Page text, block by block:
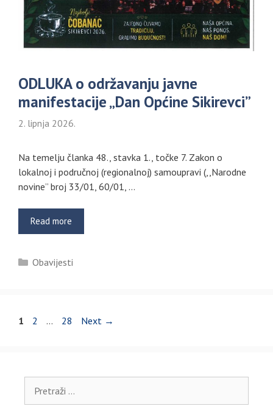
ODLUKA o održavanju javne
manifestacije „Dan Općine Sikirevci”
2. lipnja 2026.
Na temelju članka 48., stavka 1., točke 7. Zakon o
lokalnoj i područnoj (regionalnoj) samoupravi (,,Narodne
novine” broj 33/01, 60/01, …
Read more
Kategorije
Obavijesti
Page
1 Page
2 … Page
28 Next →